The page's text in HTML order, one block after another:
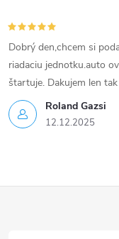
Roland Gazsi
12.12.2025
Dobrý den,chcem si
riadaciu jednotku.auto
štartuje. Dakujem len